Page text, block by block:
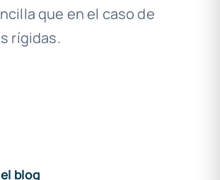
que en el caso de
rígidas.
blog